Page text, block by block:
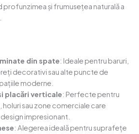
profunzimea și frumusețea naturală a
din spate: Ideale pentru baruri,
decorativi sau alte puncte de
moderne.
placări verticale: Perfecte pentru
holuri sau zone comerciale care
impresionant.
: Alegerea ideală pentru suprafețe